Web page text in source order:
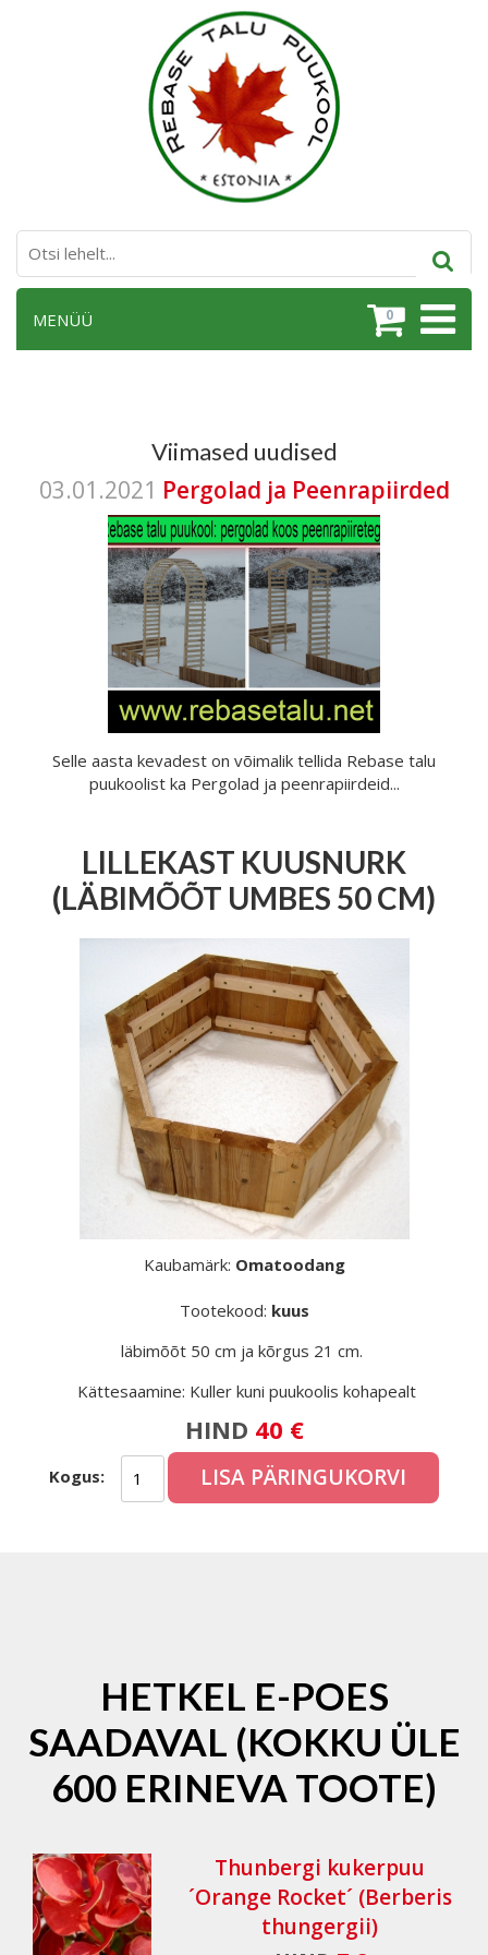
0
MENÜÜ
Viimased uudised
03.01.2021 Pergolad ja Peenrapiirded
Selle aasta kevadest on võimalik tellida Rebase talu
puukoolist ka Pergolad ja peenrapiirdeid...
LILLEKAST KUUSNURK
(LÄBIMÕÕT UMBES 50 CM)
Kaubamärk: Omatoodang
Tootekood: kuus
läbimõõt 50 cm ja kõrgus 21 cm.
Kättesaamine: Kuller kuni puukoolis kohapealt
HIND 40 €
Kogus: LISA PÄRINGUKORVI
HETKEL E-POES
SAADAVAL (KOKKU ÜLE
600 ERINEVA TOOTE)
Thunbergi kukerpuu
´Orange Rocket´ (Berberis
thungergii)